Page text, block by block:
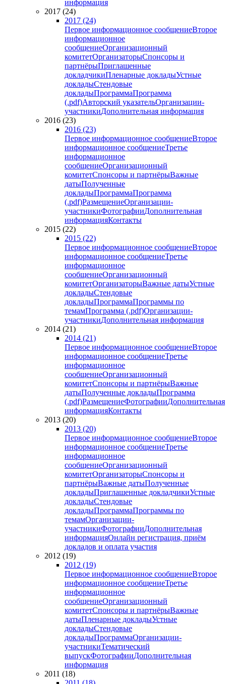
информация
2017 (24)
2017 (24)
Первое информационное сообщениеВторое
информационное
сообщениеОрганизационный
комитетОрганизаторыСпонсоры и
партнёрыПриглашенные
докладчикиПленарные докладыУстные
докладыСтендовые
докладыПрограммаПрограмма
(.pdf)Авторский указательОрганизации-
участникиДополнительная информация
2016 (23)
2016 (23)
Первое информационное сообщениеВторое
информационное сообщениеТретье
информационное
сообщениеОрганизационный
комитетСпонсоры и партнёрыВажные
датыПолученные
докладыПрограммаПрограмма
(.pdf)РазмещениеОрганизации-
участникиФотографииДополнительная
информацияКонтакты
2015 (22)
2015 (22)
Первое информационное сообщениеВторое
информационное сообщениеТретье
информационное
сообщениеОрганизационный
комитетОрганизаторыВажные датыУстные
докладыСтендовые
докладыПрограммаПрограммы по
темамПрограмма (.pdf)Организации-
участникиДополнительная информация
2014 (21)
2014 (21)
Первое информационное сообщениеВторое
информационное сообщениеТретье
информационное
сообщениеОрганизационный
комитетСпонсоры и партнёрыВажные
датыПолученные докладыПрограмма
(.pdf)РазмещениеФотографииДополнительная
информацияКонтакты
2013 (20)
2013 (20)
Первое информационное сообщениеВторое
информационное сообщениеТретье
информационное
сообщениеОрганизационный
комитетОрганизаторыСпонсоры и
партнёрыВажные датыПолученные
докладыПриглашенные докладчикиУстные
докладыСтендовые
докладыПрограммаПрограммы по
темамОрганизации-
участникиФотографииДополнительная
информацияОнлайн регистрация, приём
докладов и оплата участия
2012 (19)
2012 (19)
Первое информационное сообщениеВторое
информационное сообщениеТретье
информационное
сообщениеОрганизационный
комитетСпонсоры и партнёрыВажные
датыПленарные докладыУстные
докладыСтендовые
докладыПрограммаОрганизации-
участникиТематический
выпускФотографииДополнительная
информация
2011 (18)